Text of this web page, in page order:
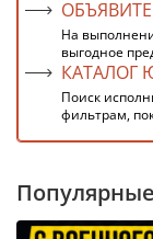
На
выгодное
КАТАЛОГ
Поиск
фильтрам,